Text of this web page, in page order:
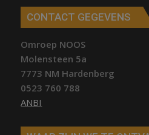
CONTACT GEGEVENS
Omroep NOOS
Molensteen 5a
7773 NM Hardenberg
0523 760 788
ANBI